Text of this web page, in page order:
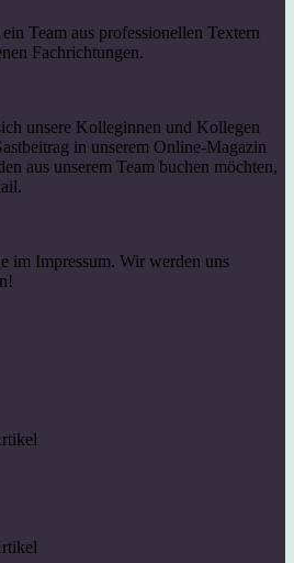
Team aus professionellen Textern
Fachrichtungen.
unsere Kolleginnen und Kollegen
in unserem Online-Magazin
aus unserem Team buchen möchten,
im Impressum. Wir werden uns